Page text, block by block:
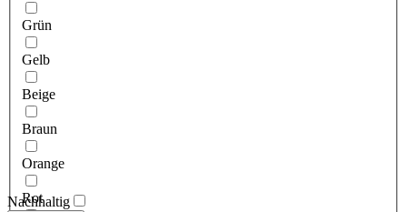
Grün
Gelb
Beige
Braun
Orange
Rot
Nachhaltig